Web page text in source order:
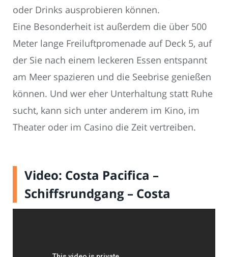
oder Drinks ausprobieren können.
Eine Besonderheit ist außerdem die über 500
Meter lange Freiluftpromenade auf Deck 5, auf
der Sie nach einem leckeren Essen entspannt
am Meer spazieren und die Seebrise genießen
können. Und wer eher Unterhaltung statt Ruhe
sucht, kann sich unter anderem im Kino, im
Theater oder im Casino die Zeit vertreiben.
Video: Costa Pacifica –
Schiffsrundgang – Costa